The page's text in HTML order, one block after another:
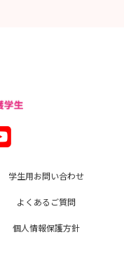
学生用お問い合わせ
よくあるご質問
個人情報保護方針